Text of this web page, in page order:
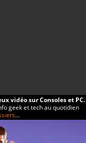
vidéo sur Consoles et PC.
geek et tech au quotidien
...